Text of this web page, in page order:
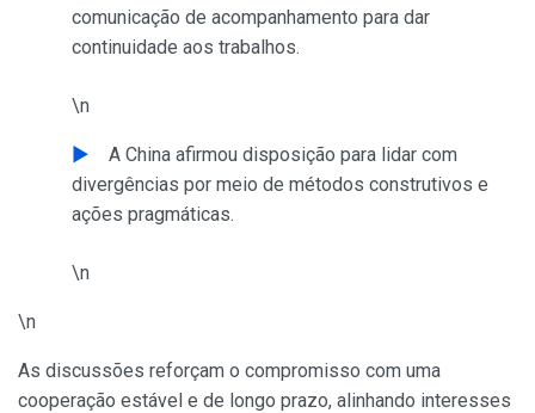
comunicação de acompanhamento para dar
continuidade aos trabalhos.
\n
A China afirmou disposição para lidar com
divergências por meio de métodos construtivos e
ações pragmáticas.
\n
\n
As discussões reforçam o compromisso com uma
cooperação estável e de longo prazo, alinhando interesses